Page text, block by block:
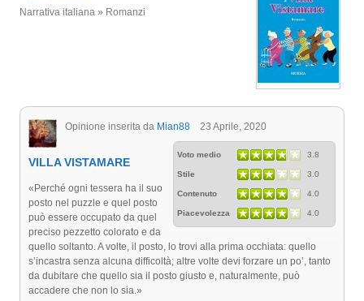
Narrativa italiana » Romanzi
Opinione inserita da Mian88 23 Aprile, 2020
Voto medio 3.8
Stile 3.0
Contenuto 4.0
Piacevolezza 4.0
VILLA VISTAMARE
«Perché ogni tessera ha il suo
posto nel puzzle e quel posto
può essere occupato da quel
preciso pezzetto colorato e da
quello soltanto. A volte, il posto, lo trovi alla prima occhiata: quello
s’incastra senza alcuna difficoltà; altre volte devi forzare un po’, tanto
da dubitare che quello sia il posto giusto e, naturalmente, può
accadere che non lo sia.»